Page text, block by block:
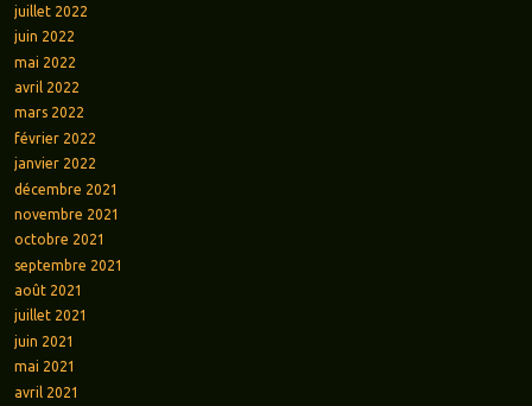
juillet 2022
juin 2022
mai 2022
avril 2022
mars 2022
février 2022
janvier 2022
décembre 2021
novembre 2021
octobre 2021
septembre 2021
août 2021
juillet 2021
juin 2021
mai 2021
avril 2021